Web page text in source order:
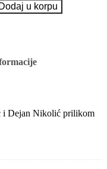
Dodaj u korpu
i Dejan Nikolić prilikom